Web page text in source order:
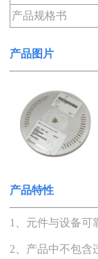
产品规格书
产品图 片
产品特性
1、元件与设备可
2、产品中不包含